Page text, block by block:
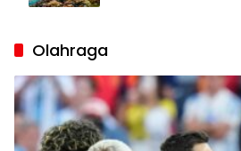
Olahraga